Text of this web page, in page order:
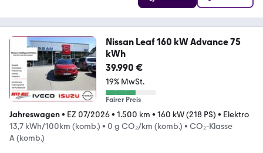
Nissan Leaf 160 kW Advance 75
kWh
39.990 €
19% MwSt.
Fairer Preis
Jahreswagen• EZ 07/2026• 1.500 km • 160 kW (218 PS) • Elektro
13,7 kWh/100km (komb.) • 0 g CO₂/km (komb.) • CO₂-Klasse
A (komb.)